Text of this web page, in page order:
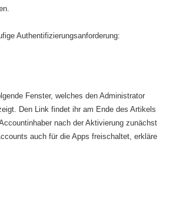
Authentifizierungsanforderung:
Fenster, welches den Administrator
Den Link findet ihr am Ende des Artikels
nach der Aktivierung zunächst
auch für die Apps freischaltet, erkläre